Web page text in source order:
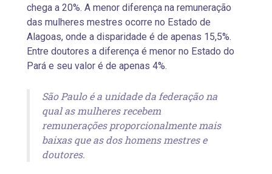
chega a 20%. A menor diferença na remuneração
das mulheres mestres ocorre no Estado de
Alagoas, onde a disparidade é de apenas 15,5%.
Entre doutores a diferença é menor no Estado do
Pará e seu valor é de apenas 4%.
São Paulo é a unidade da federação na
qual as mulheres recebem
remunerações proporcionalmente mais
baixas que as dos homens mestres e
doutores.